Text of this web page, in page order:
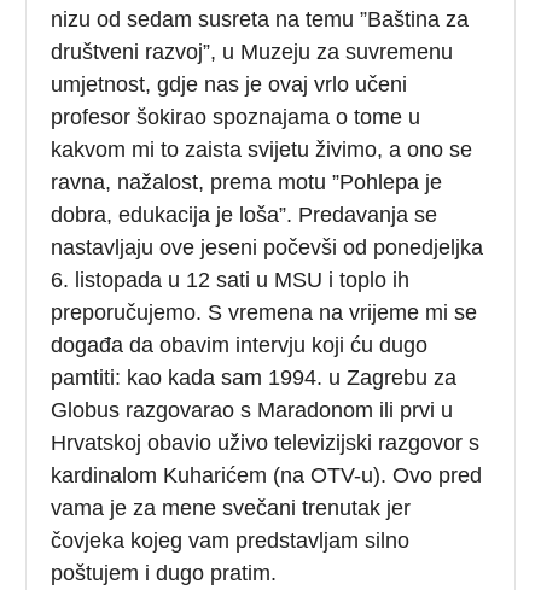
nizu od sedam susreta na temu ”Baština za
društveni razvoj”, u Muzeju za suvremenu
umjetnost, gdje nas je ovaj vrlo učeni
profesor šokirao spoznajama o tome u
kakvom mi to zaista svijetu živimo, a ono se
ravna, nažalost, prema motu ”Pohlepa je
dobra, edukacija je loša”. Predavanja se
nastavljaju ove jeseni počevši od ponedjeljka
6. listopada u 12 sati u MSU i toplo ih
preporučujemo. S vremena na vrijeme mi se
događa da obavim intervju koji ću dugo
pamtiti: kao kada sam 1994. u Zagrebu za
Globus razgovarao s Maradonom ili prvi u
Hrvatskoj obavio uživo televizijski razgovor s
kardinalom Kuharićem (na OTV-u). Ovo pred
vama je za mene svečani trenutak jer
čovjeka kojeg vam predstavljam silno
poštujem i dugo pratim.